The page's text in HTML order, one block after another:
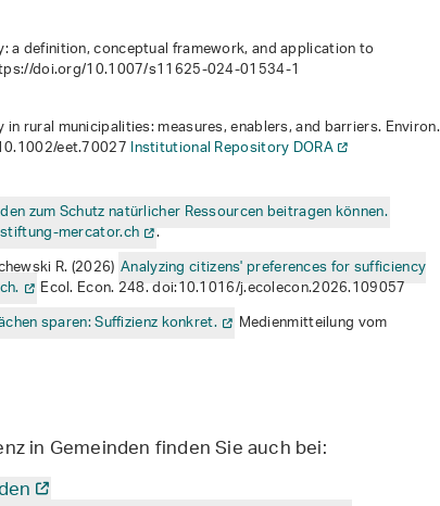
a definition, conceptual framework, and application to
doi.org/10.1007/s11625-024-01534-1
rural municipalities: measures, enablers, and barriers. Environ.
eet.70027Institutional Repository DORA
zum Schutz natürlicher Ressourcen beitragen können.
stiftung-mercator.ch .
R. (2026) Analyzing citizens' preferences for sufficiency
Ecol. Econ. 248. doi:10.1016/j.ecolecon.2026.109057
sparen: Suffizienz konkret. Medienmitteilung vom
in Gemeinden finden Sie auch bei: